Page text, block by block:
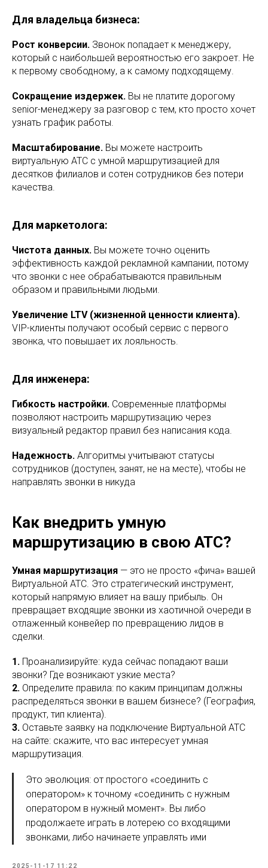
Для владельца бизнеса:
Рост конверсии. Звонок попадает к менеджеру,
который с наибольшей вероятностью его закроет. Не
к первому свободному, а к самому подходящему.
Сокращение издержек. Вы не платите дорогому
senior-менеджеру за разговор с тем, кто просто хочет
узнать график работы.
Масштабирование. Вы можете настроить
виртуальную АТС с умной маршрутизацией для
десятков филиалов и сотен сотрудников без потери
качества.
Для маркетолога:
Чистота данных. Вы можете точно оценить
эффективность каждой рекламной кампании, потому
что звонки с нее обрабатываются правильным
образом и правильными людьми.
Увеличение LTV (жизненной ценности клиента).
VIP-клиенты получают особый сервис с первого
звонка, что повышает их лояльность.
Для инженера:
Гибкость настройки. Современные платформы
позволяют настроить маршрутизацию через
визуальный редактор правил без написания кода.
Надежность. Алгоритмы учитывают статусы
сотрудников (доступен, занят, не на месте), чтобы не
направлять звонки в никуда
Как внедрить умную
маршрутизацию в свою АТС?
Умная маршрутизация — это не просто «фича» вашей
Виртуальной АТС. Это стратегический инструмент,
который напрямую влияет на вашу прибыль. Он
превращает входящие звонки из хаотичной очереди в
отлаженный конвейер по превращению лидов в
сделки.
1. Проанализируйте: куда сейчас попадают ваши
звонки? Где возникают узкие места?
2. Определите правила: по каким принципам должны
распределяться звонки в вашем бизнесе? (География,
продукт, тип клиента).
3. Оставьте заявку на подключение Виртуальной АТС
на сайте: скажите, что вас интересует умная
маршрутизация.
Это эволюция: от простого «соединить с
оператором» к точному «соединить с нужным
оператором в нужный момент». Вы либо
продолжаете играть в лотерею со входящими
звонками, либо начинаете управлять ими
2025-11-17 11:22